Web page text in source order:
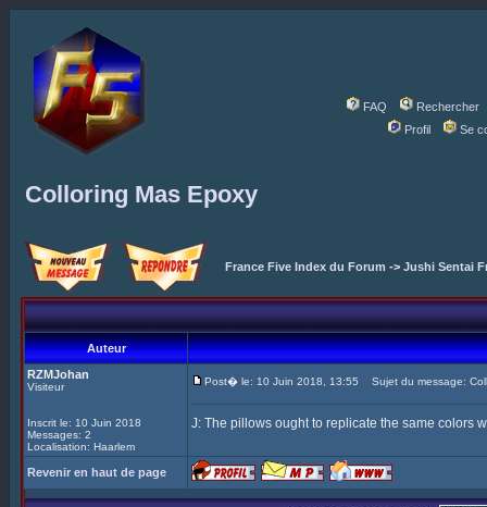
FAQ
Rechercher
Profil
Se
Colloring Mas Epoxy
France Five Index du Forum -> Jushi Sentai
Auteur
RZMJohan
Visiteur
Inscrit le: 10 Juin 2018
Messages: 2
Localisation: Haarlem
Post� le: 10 Juin 2018, 13:55 Sujet du message:
J: The pillows ought to replicate the same colors
Revenir en haut de page